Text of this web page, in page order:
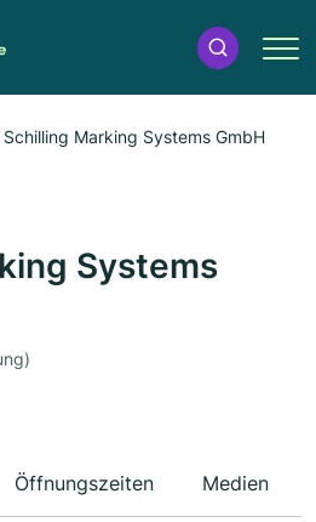
Schilling Marking Systems GmbH
Systems
Öffnungszeiten Medien